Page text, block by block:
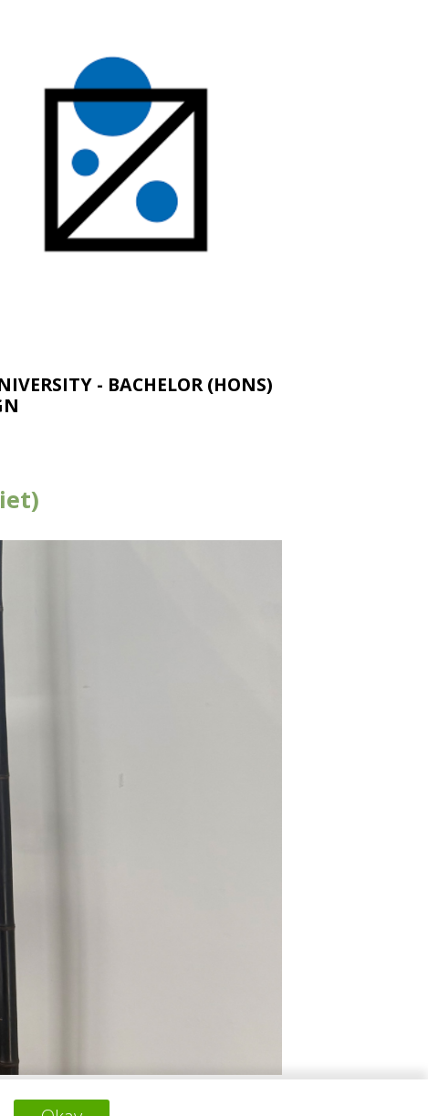
- BACHELOR (HONS)